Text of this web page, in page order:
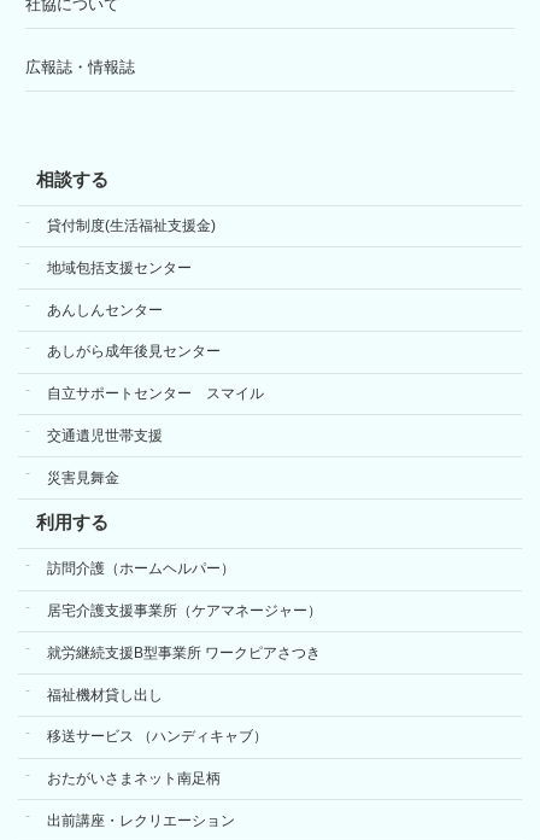
社協について
広報誌・情報誌
相談する
貸付制度(生活福祉支援金)
地域包括支援センター
あんしんセンター
あしがら成年後見センター
自立サポートセンター スマイル
交通遺児世帯支援
災害見舞金
利用する
訪問介護（ホームヘルパー）
居宅介護支援事業所（ケアマネージャー）
就労継続支援B型事業所 ワークピアさつき
福祉機材貸し出し
移送サービス （ハンディキャブ）
おたがいさまネット南足柄
出前講座・レクリエーション